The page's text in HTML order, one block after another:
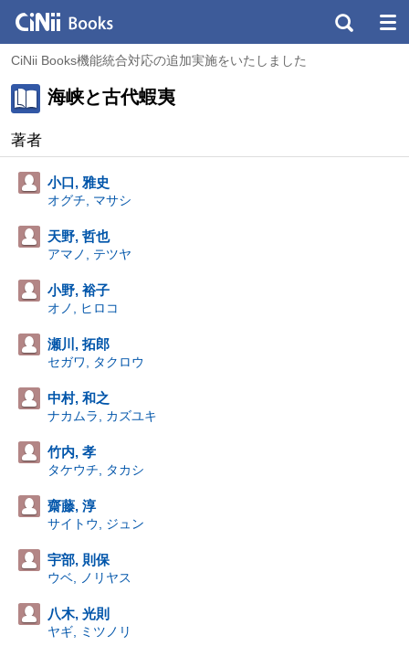
CiNii Books機能統合対応の追加実施をいたしました
海峡と古代蝦夷
著者
小口, 雅史
オグチ, マサシ
天野, 哲也
アマノ, テツヤ
小野, 裕子
オノ, ヒロコ
瀬川, 拓郎
セガワ, タクロウ
中村, 和之
ナカムラ, カズユキ
竹内, 孝
タケウチ, タカシ
齋藤, 淳
サイトウ, ジュン
宇部, 則保
ウベ, ノリヤス
八木, 光則
ヤギ, ミツノリ